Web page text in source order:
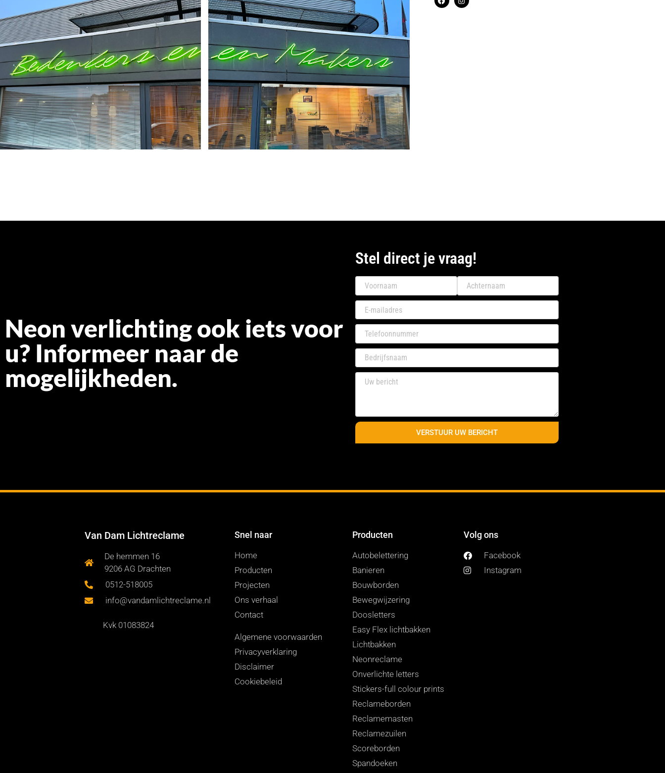
Neon verlichting ook iets voor
u? Informeer naar de
mogelijkheden.
Stel direct je vraag!
VERSTUUR UW BERICHT
Van Dam Lichtreclame
De hemmen 16
9206 AG Drachten
0512-518005
info@vandamlichtreclame.nl
Kvk 01083824
Snel naar
Home
Producten
Projecten
Ons verhaal
Contact
Algemene voorwaarden
Privacyverklaring
Disclaimer
Cookiebeleid
Producten
Autobelettering
Banieren
Bouwborden
Bewegwijzering
Doosletters
Easy Flex lichtbakken
Lichtbakken
Neonreclame
Onverlichte letters
Stickers-full colour prints
Reclameborden
Reclamemasten
Reclamezuilen
Scoreborden
Spandoeken
Volg ons
Facebook
Instagram